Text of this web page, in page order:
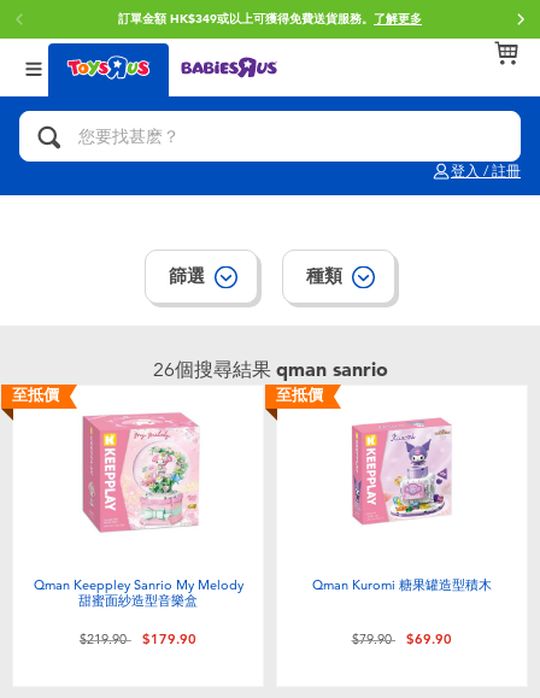
訂單金額 HK$349或以上可獲得免費送貨服務。 了解更多
登入 / 註冊
返回
分類目錄
人氣英雄,角色扮演,射擊玩具
拼砌組合及樂高LEGO
手工藝,文具,蠟筆,泥膠,畫板
娃娃, 芭比,收藏公仔
返回
品牌
Brunch Brother 早午餐兄弟
Spider-Man蜘蛛俠
Play-Doh培樂多
Pokemon寶可夢
返回
年齢
0~2歳
12~14歳
14歳以上
篩選 種類
26個搜尋結果 qman sanrio
至抵價
Qman Keeppley Sanrio My Melody
甜蜜面紗造型音樂盒
價格從
$219.90至$179.90
至抵價
Qman Kuromi 糖果罐造型積木
價格從
$79.90至$69.90